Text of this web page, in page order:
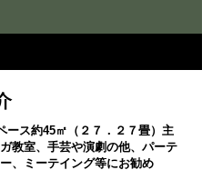
ース約45㎡（２７．２７畳）主
教室、手芸や演劇の他、パーテ
、ミーテイング等にお勧め